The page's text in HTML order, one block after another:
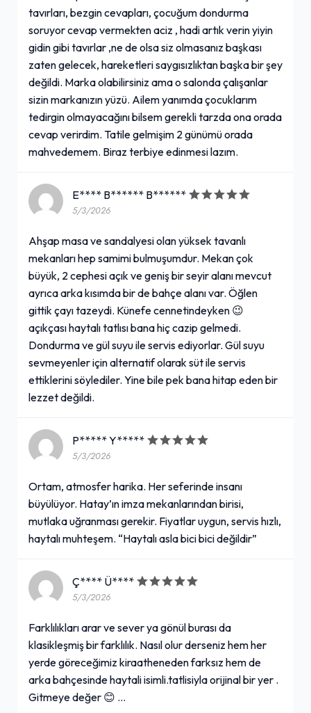
tavırları, bezgin cevapları, çocuğum dondurma
soruyor cevap vermekten aciz , hadi artık verin yiyin
gidin gibi tavırlar ,ne de olsa siz olmasanız başkası
zaten gelecek, hareketleri saygısızlıktan başka bir şey
değildi. Marka olabilirsiniz ama o salonda çalışanlar
sizin markanızın yüzü. Ailem yanımda çocuklarım
tedirgin olmayacağını bilsem gerekli tarzda ona orada
cevap verirdim. Tatile gelmişim 2 günümü orada
mahvedemem. Biraz terbiye edinmesi lazım.
E**** B****** B******
5/3/2026
Ahşap masa ve sandalyesi olan yüksek tavanlı
mekanları hep samimi bulmuşumdur. Mekan çok
büyük, 2 cephesi açık ve geniş bir seyir alanı mevcut
ayrıca arka kısımda bir de bahçe alanı var. Öğlen
gittik çayı tazeydi. Künefe cennetindeyken 😉
açıkçası haytalı tatlısı bana hiç cazip gelmedi.
Dondurma ve gül suyu ile servis ediyorlar. Gül suyu
sevmeyenler için alternatif olarak süt ile servis
ettiklerini söylediler. Yine bile pek bana hitap eden bir
lezzet değildi.
P***** Y*****
5/3/2026
Ortam, atmosfer harika. Her seferinde insanı
büyülüyor. Hatay’ın imza mekanlarından birisi,
mutlaka uğranması gerekir. Fiyatlar uygun, servis hızlı,
haytalı muhteşem. “Haytalı asla bici bici değildir”
Ç**** Ü****
5/3/2026
Farklılıkları arar ve sever ya gönül burası da
klasikleşmiş bir farklılık. Nasıl olur derseniz hem her
yerde göreceğimiz kiraatheneden farksız hem de
arka bahçesinde haytali isimli.tatlisiyla orijinal bir yer .
Gitmeye değer 😊 …